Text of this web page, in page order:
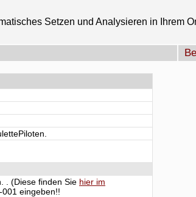
Setzen und Analysieren in Ihrem
. (Diese finden Sie hier im
eingeben!!